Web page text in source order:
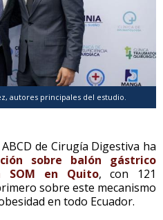
autores principales del estudio.
de Cirugía Digestiva ha
sobre balón gástrico
SOM en Quito, con 121
sobre este mecanismo
en todo Ecuador.